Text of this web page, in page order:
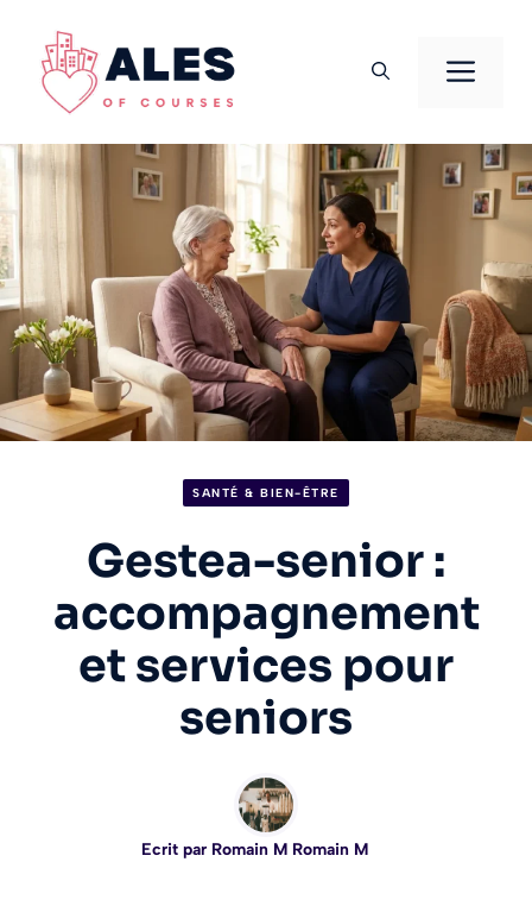
contenu
SANTÉ & BIEN-ÊTRE
Gestea-senior :
accompagnement
et services pour
seniors
Ecrit par Romain M Romain M